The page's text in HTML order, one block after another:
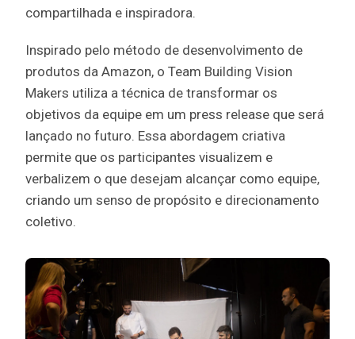
compartilhada e inspiradora.
Inspirado pelo método de desenvolvimento de
produtos da Amazon, o Team Building Vision
Makers utiliza a técnica de transformar os
objetivos da equipe em um press release que será
lançado no futuro. Essa abordagem criativa
permite que os participantes visualizem e
verbalizem o que desejam alcançar como equipe,
criando um senso de propósito e direcionamento
coletivo.